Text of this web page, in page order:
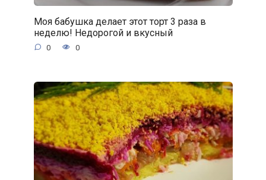
Моя бабушка делает этот торт 3 раза в
неделю! Недорогой и вкусный
0 0